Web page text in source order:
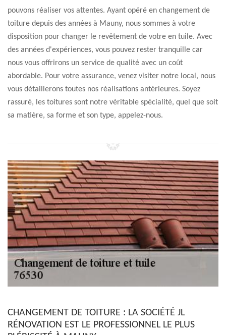
pouvons réaliser vos attentes. Ayant opéré en changement de
toiture depuis des années à Mauny, nous sommes à votre
disposition pour changer le revêtement de votre en tuile. Avec
des années d'expériences, vous pouvez rester tranquille car
nous vous offrirons un service de qualité avec un coût
abordable. Pour votre assurance, venez visiter notre local, nous
vous détaillerons toutes nos réalisations antérieures. Soyez
rassuré, les toitures sont notre véritable spécialité, quel que soit
sa matière, sa forme et son type, appelez-nous.
CHANGEMENT DE TOITURE : LA SOCIÉTÉ JL
RÉNOVATION EST LE PROFESSIONNEL LE PLUS